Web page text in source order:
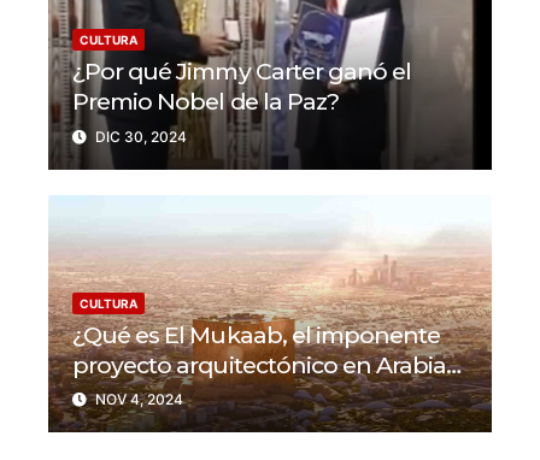
CULTURA
¿Por qué Jimmy Carter ganó el
Premio Nobel de la Paz?
DIC 30, 2024
CULTURA
¿Qué es El Mukaab, el imponente
proyecto arquitectónico en Arabia
Saudí?
NOV 4, 2024